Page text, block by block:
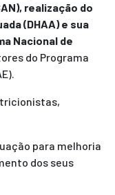
realização do
(DHAA) e sua
Nacional de
do Programa
para melhoria
dos seus